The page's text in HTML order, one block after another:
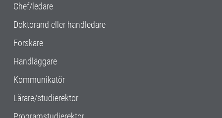
Chef/ledare
Doktorand eller handledare
Forskare
Handläggare
Kommunikatör
Lärare/studierektor